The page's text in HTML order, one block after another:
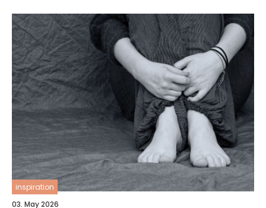
inspiration
03. May 2026